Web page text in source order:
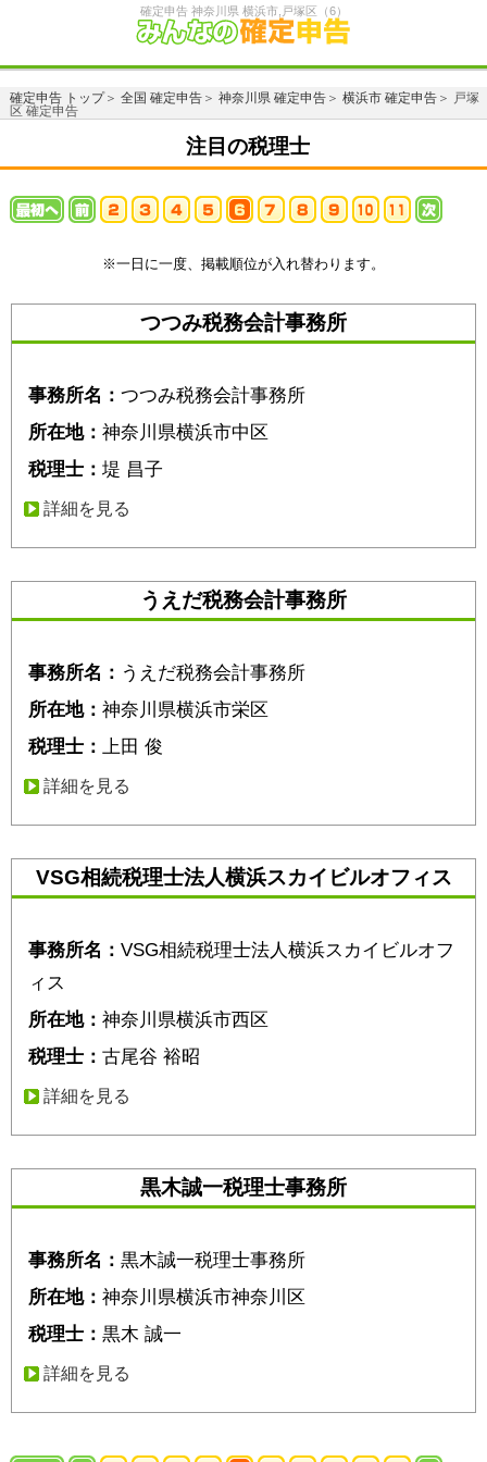
確定申告 神奈川県 横浜市,戸塚区（6）
確定申告 トップ＞ 全国 確定申告＞ 神奈川県 確定申告＞ 横浜市 確定申告＞ 戸塚
区 確定申告
注目の税理士
※一日に一度、掲載順位が入れ替わります。
つつみ税務会計事務所
事務所名： つつみ税務会計事務所
所在地： 神奈川県横浜市中区
税理士： 堤 昌子
詳細を見る
うえだ税務会計事務所
事務所名： うえだ税務会計事務所
所在地： 神奈川県横浜市栄区
税理士： 上田 俊
詳細を見る
VSG相続税理士法人横浜スカイビルオフィス
事務所名： VSG相続税理士法人横浜スカイビルオフ
ィス
所在地： 神奈川県横浜市西区
税理士： 古尾谷 裕昭
詳細を見る
黒木誠一税理士事務所
事務所名： 黒木誠一税理士事務所
所在地： 神奈川県横浜市神奈川区
税理士： 黒木 誠一
詳細を見る